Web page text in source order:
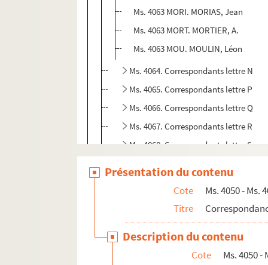
Ms. 4063 MORI. MORIAS, Jean
Ms. 4063 MORT. MORTIER, A.
Ms. 4063 MOU. MOULIN, Léon
Ms. 4064. Correspondants lettre N
Ms. 4065. Correspondants lettre P
Ms. 4066. Correspondants lettre Q
Ms. 4067. Correspondants lettre R
Ms. 4068. Correspondants lettre S
Ms. 4072 - Ms. 4084. Correspondance
Ms. 4085 - Ms. 4094. Correspondance
Présentation du contenu
Cote
Ms. 4050 - Ms.
Titre
Description du contenu
Cote
Ms. 4050 -